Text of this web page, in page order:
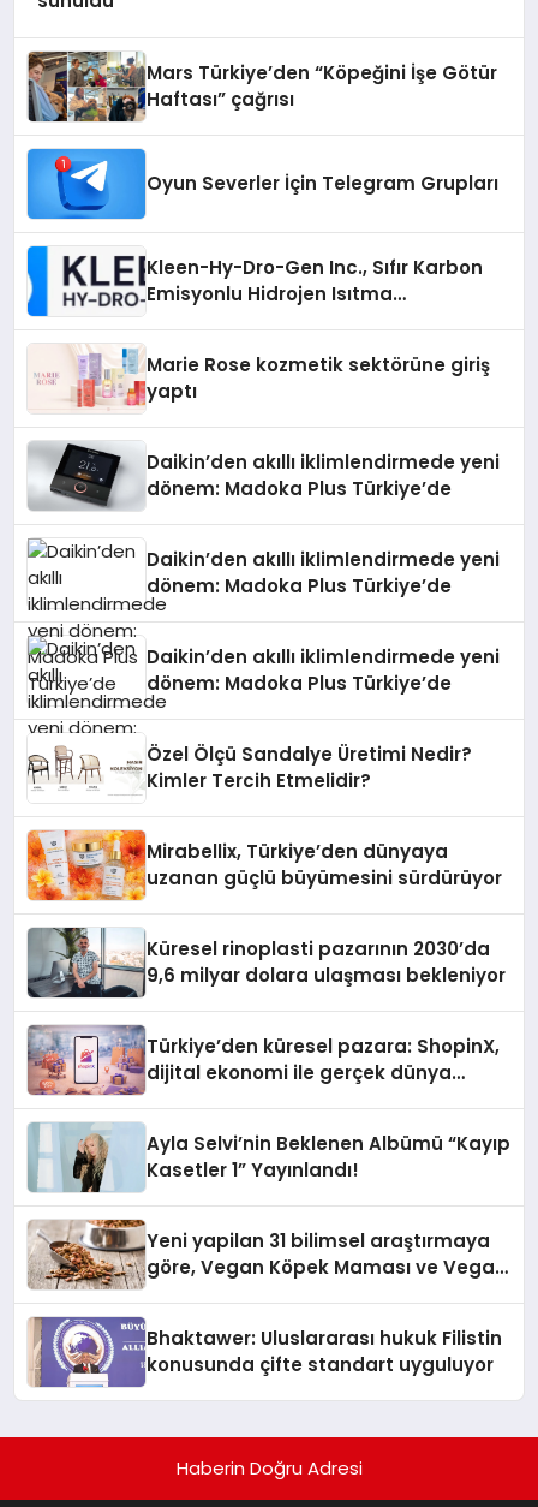
Mars Türkiye’den “Köpeğini İşe Götür
Haftası” çağrısı
Oyun Severler İçin Telegram Grupları
Kleen-Hy-Dro-Gen Inc., Sıfır Karbon
Emisyonlu Hidrojen Isıtma
Marie Rose kozmetik sektörüne giriş
yaptı
Daikin’den akıllı iklimlendirmede yeni
dönem: Madoka Plus Türkiye’de
Daikin’den akıllı iklimlendirmede yeni
dönem: Madoka Plus Türkiye’de
Daikin’den akıllı iklimlendirmede yeni
dönem: Madoka Plus Türkiye’de
Özel Ölçü Sandalye Üretimi Nedir?
Kimler Tercih Etmelidir?
Mirabellix, Türkiye’den dünyaya
uzanan güçlü büyümesini sürdürüyor
Küresel rinoplasti pazarının 2030’da
9,6 milyar dolara ulaşması bekleniyor
Türkiye’den küresel pazara: ShopinX,
dijital ekonomi ile gerçek dünya
Ayla Selvi’nin Beklenen Albümü “Kayıp
Kasetler 1” Yayınlandı!
Yeni yapilan 31 bilimsel araştırmaya
göre, Vegan Köpek Maması ve Vegan
Bhaktawer: Uluslararası hukuk Filistin
konusunda çifte standart uyguluyor
Haberin Doğru Adresi